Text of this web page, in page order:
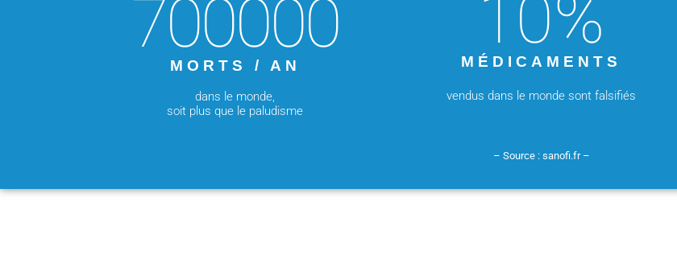
MORTS / AN
700000
dans le monde,
soit plus que le paludisme
MÉDICAMENTS
10%
vendus dans le monde sont falsifiés
– Source : sanofi.fr –